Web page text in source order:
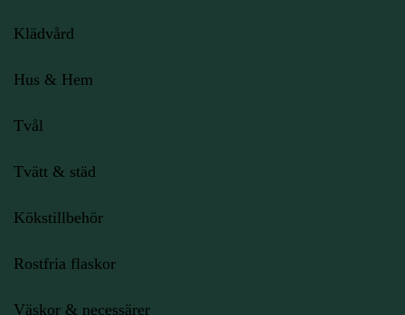
Klädvård
Hus & Hem
Tvål
Tvätt & städ
Kökstillbehör
Rostfria flaskor
Väskor & necessärer